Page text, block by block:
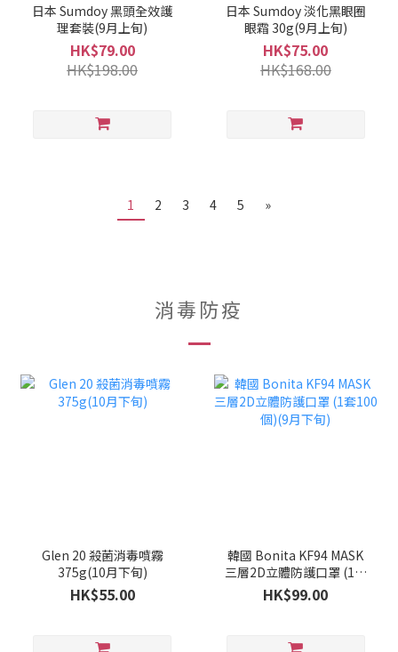
日本 Sumdoy 黑頭全效護
理套裝(9月上旬)
HK$79.00
HK$198.00
日本 Sumdoy 淡化黑眼圈
眼霜 30g(9月上旬)
HK$75.00
HK$168.00
1 2 3 4 5 »
消毒防疫
Glen 20 殺菌消毒噴霧
375g(10月下旬)
HK$55.00
韓國 Bonita KF94 MASK
三層2D立體防護口罩 (1套
100個)(9月下旬)
HK$99.00